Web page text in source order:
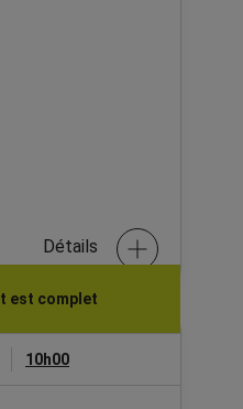
Détails
est complet
10h00